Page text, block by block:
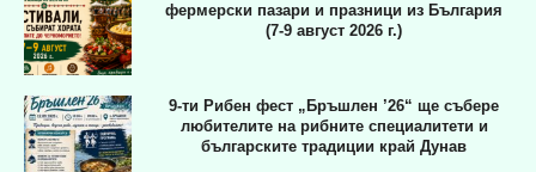
фермерски пазари и празници из България
(7-9 август 2026 г.)
9-ти Рибен фест „Бръшлен ’26“ ще събере
любителите на рибните специалитети и
българските традиции край Дунав